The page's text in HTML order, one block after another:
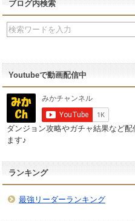
ブログ内検索
Youtubeで動画配信中
ダンジョン攻略やガチャ結果など
ます♪
ランキング
最強リーダーランキング